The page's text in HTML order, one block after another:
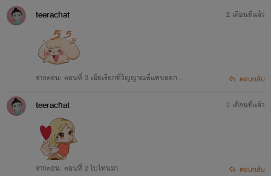
teerachat
จากตอน: ตอนที่ 3 เมียเรียกที่วิญญาณพี่แทบออกจา
2 เดือนที่แล้ว
ตอบกลับ
teerachat
จากตอน: ตอนที่ 2 ไปไหนมา
2 เดือนที่แล้ว
ตอบกลับ